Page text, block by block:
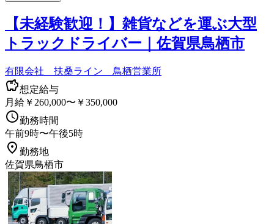
【未経験歓迎！】雑貨などを運ぶ大型
トラックドライバー｜佐賀県鳥栖市
有限会社 扶桑ライン 鳥栖営業所
想定給与
月給￥260,000〜￥350,000
勤務時間
午前9時〜午後5時
勤務地
佐賀県鳥栖市